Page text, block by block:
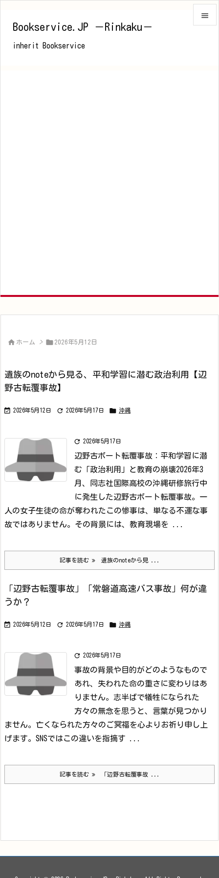
Bookservice.JP －Rinkaku－
inherit Bookservice

 ホーム >  2026年5月12日
遺族のnoteから見る、平和学習に潜む政治利用【辺
野古転覆事故】
 2026年5月12日  2026年5月17日  沖縄
 2026年5月17日
辺野古ボート転覆事故：平和学習に潜
む「政治利用」と教育の崩壊2026年3
月、同志社国際高校の沖縄研修旅行中
に発生した辺野古ボート転覆事故。一
人の女子生徒の命が奪われたこの惨事は、単なる不運な事
故ではありません。その背景には、教育現場を ...
記事を読む 遺族のnoteから見 ...
「辺野古転覆事故」「常磐道高速バス事故」何が違
うか？
 2026年5月12日  2026年5月17日  沖縄
 2026年5月17日
事故の背景や目的がどのようなもので
あれ、失われた命の重さに変わりはあ
りません。志半ばで犠牲になられた
方々の無念を思うと、言葉が見つかり
ません。亡くなられた方々のご冥福を心よりお祈り申し上
げます。 SNSではこの違いを指摘す ...
記事を読む 「辺野古転覆事故 ...